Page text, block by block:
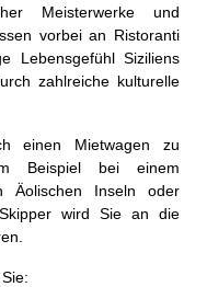
Meisterwerke und
vorbei an Ristoranti
Lebensgefühl Siziliens
zahlreiche kulturelle
einen Mietwagen zu
Beispiel bei einem
Äolischen Inseln oder
wird Sie an die